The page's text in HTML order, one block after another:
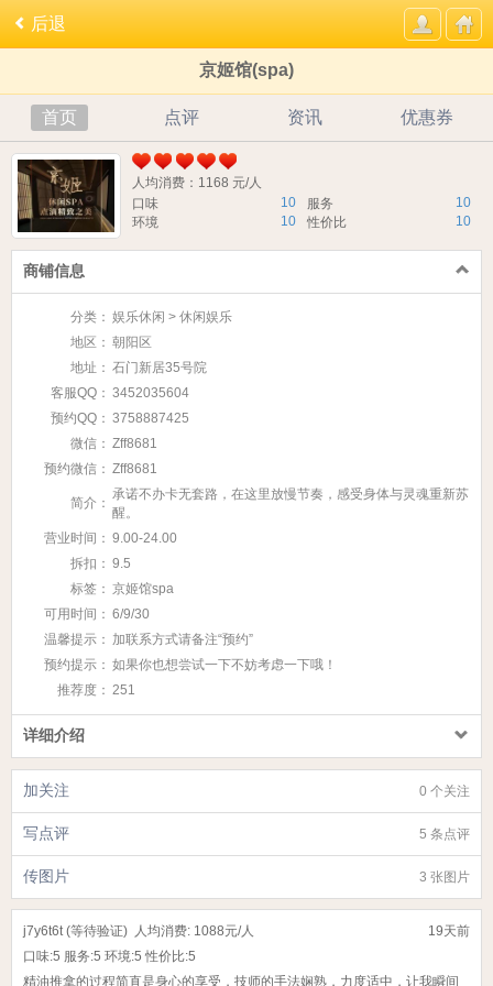
后退
京姬馆(spa)
首页 点评 资讯 优惠券
人均消费：1168 元/人
10
口味 10
服务
10
环境 10
性价比
商铺信息
分类： 娱乐休闲 > 休闲娱乐
地区： 朝阳区
地址： 石门新居35号院
客服QQ： 3452035604
预约QQ： 3758887425
微信： Zff8681
预约微信： Zff8681
简介：
承诺不办卡无套路，在这里放慢节奏，感受身体与灵魂重新苏
醒。
营业时间： 9.00-24.00
拆扣： 9.5
标签： 京姬馆spa
可用时间： 6/9/30
温馨提示： 加联系方式请备注“预约”
预约提示： 如果你也想尝试一下不妨考虑一下哦！
推荐度： 251
详细介绍
0 个关注
加关注
5 条点评
写点评
3 张图片
传图片
19天前
j7y6t6t (等待验证) 人均消费: 1088元/人
口味:5 服务:5 环境:5 性价比:5
精油推拿的过程简直是身心的享受，技师的手法娴熟，力度适中，让我瞬间